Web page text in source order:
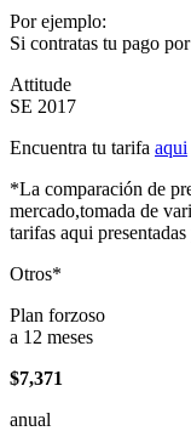
Por ejemplo:
Si contratas tu pago
Attitude
SE 2017
Encuentra tu tarifa aqui
*La comparación de
mercado,tomada de
tarifas aqui
Otros*
Plan forzoso
a 12 meses
$7,371
anual